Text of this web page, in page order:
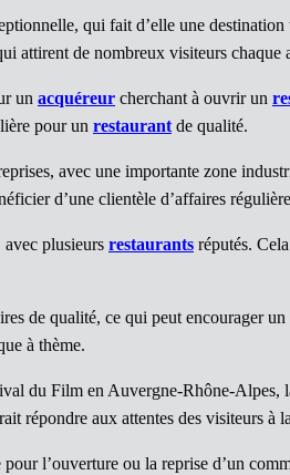
qui fait d’elle une
attirent de nombreux visiteurs chaque
un acquéreur cherchant à ouvrir un
pour un restaurant de qualité.
avec une importante zone
d’une clientèle d’affaires
plusieurs restaurants réputés.
de qualité, ce qui peut encourager un
à thème.
du Film en Auvergne-Rhône-
répondre aux attentes des visiteurs à
l’ouverture ou la reprise d’un